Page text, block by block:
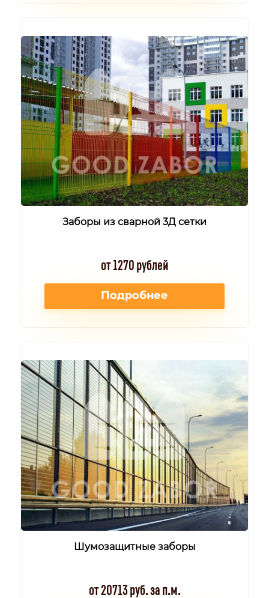
Заборы из сварной 3Д сетки
от 1270 рублей
Подробнее
Шумозащитные заборы
от 20713 руб. за п.м.